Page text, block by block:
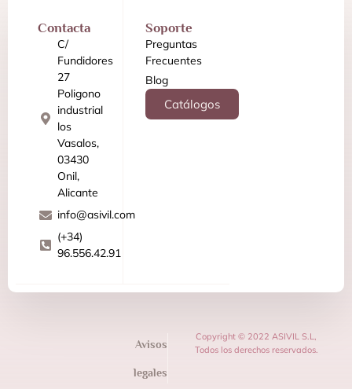
Contacta
C/
Fundidores
27
Poligono
industrial
los
Vasalos,
03430
Onil,
Alicante
info@asivil.com
(+34)
96.556.42.91
Soporte
Preguntas
Frecuentes
Blog
Catálogos
Avisos
legales
Copyright © 2022 ASIVIL S.L,
Todos los derechos reservados.